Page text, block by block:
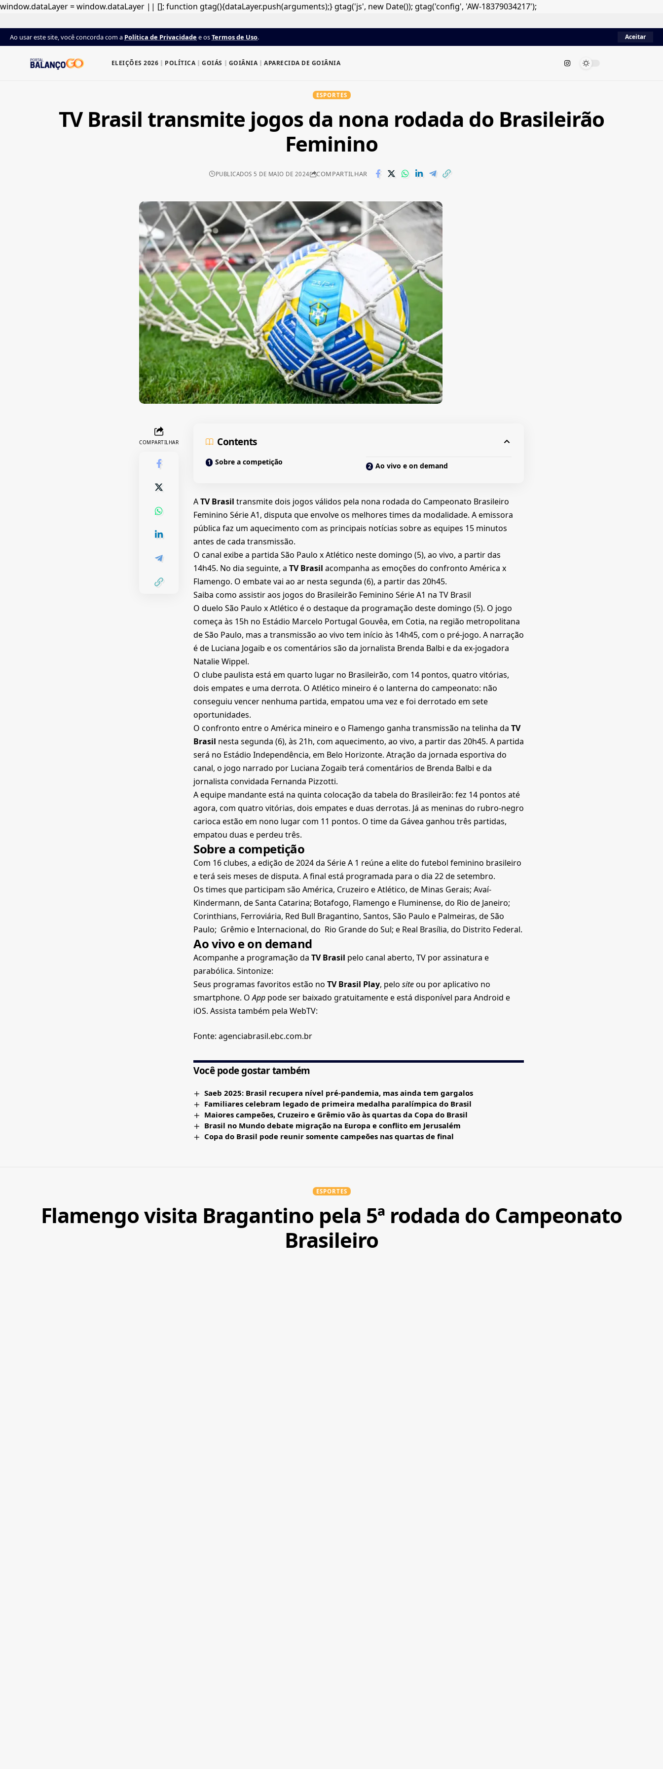
window.dataLayer = window.dataLayer || []; function gtag(){dataLayer.push(arguments);} gtag('js', new Date()); gtag('config', 'AW-18379034217');
Ao usar este site, você concorda com a Política de Privacidade e osTermos de Uso. Aceitar
ELEIÇÕES 2026 POLÍTICA GOIÁS GOIÂNIA APARECIDA DE GOIÂNIA
ESPORTES
TV Brasil transmite jogos da nona rodada do Brasileirão
Feminino
PUBLICADOS 5 DE MAIO DE 2024 COMPARTILHAR
COMPARTILHAR Contents
Sobre a competição Ao vivo e on demand
ATV Brasil transmite dois jogos válidos pela nona rodada do Campeonato Brasileiro
Feminino Série A1, disputa que envolve os melhores times da modalidade. A emissora
pública faz um aquecimento com as principais notícias sobre as equipes 15 minutos
antes de cada transmissão.
O canal exibe a partida São Paulo x Atlético neste domingo (5), ao vivo, a partir das
14h45. No dia seguinte, a TV Brasil acompanha as emoções do confronto América x
Flamengo. O embate vai ao ar nesta segunda (6), a partir das 20h45.
Saiba como assistir aos jogos do Brasileirão Feminino Série A1 na TV Brasil
O duelo São Paulo x Atlético é o destaque da programação deste domingo (5). O jogo
começa às 15h no Estádio Marcelo Portugal Gouvêa, em Cotia, na região metropolitana
de São Paulo, mas a transmissão ao vivo tem início às 14h45, com o pré-jogo. A narração
é de Luciana Jogaib e os comentários são da jornalista Brenda Balbi e da ex-jogadora
Natalie Wippel.
O clube paulista está em quarto lugar no Brasileirão, com 14 pontos, quatro vitórias,
dois empates e uma derrota. O Atlético mineiro é o lanterna do campeonato: não
conseguiu vencer nenhuma partida, empatou uma vez e foi derrotado em sete
oportunidades.
O confronto entre o América mineiro e o Flamengo ganha transmissão na telinha da TV
Brasil nesta segunda (6), às 21h, com aquecimento, ao vivo, a partir das 20h45. A partida
será no Estádio Independência, em Belo Horizonte. Atração da jornada esportiva do
canal, o jogo narrado por Luciana Zogaib terá comentários de Brenda Balbi e da
jornalista convidada Fernanda Pizzotti.
A equipe mandante está na quinta colocação da tabela do Brasileirão: fez 14 pontos até
agora, com quatro vitórias, dois empates e duas derrotas. Já as meninas do rubro-negro
carioca estão em nono lugar com 11 pontos. O time da Gávea ganhou três partidas,
empatou duas e perdeu três.
Sobre a competição
Com 16 clubes, a edição de 2024 da Série A 1 reúne a elite do futebol feminino brasileiro
e terá seis meses de disputa. A final está programada para o dia 22 de setembro.
Os times que participam são América, Cruzeiro e Atlético, de Minas Gerais; Avaí-
Kindermann, de Santa Catarina; Botafogo, Flamengo e Fluminense, do Rio de Janeiro;
Corinthians, Ferroviária, Red Bull Bragantino, Santos, São Paulo e Palmeiras, de São
Paulo; Grêmio e Internacional, do Rio Grande do Sul; e Real Brasília, do Distrito Federal.
Ao vivo e on demand
Acompanhe a programação da TV Brasil pelo canal aberto, TV por assinatura e
parabólica. Sintonize:
Seus programas favoritos estão no TV Brasil Play, pelo siteou por aplicativo no
smartphone. OApp pode ser baixado gratuitamente e está disponível para Android e
iOS. Assista também pela WebTV:
Fonte: agenciabrasil.ebc.com.br
Você pode gostar também
Saeb 2025: Brasil recupera nível pré-pandemia, mas ainda tem gargalos
Familiares celebram legado de primeira medalha paralímpica do Brasil
Maiores campeões, Cruzeiro e Grêmio vão às quartas da Copa do Brasil
Brasil no Mundo debate migração na Europa e conflito em Jerusalém
Copa do Brasil pode reunir somente campeões nas quartas de final
ESPORTES
Flamengo visita Bragantino pela 5ª rodada do Campeonato
Brasileiro